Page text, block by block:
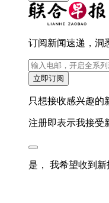
订阅新闻速递，洞
立即订阅
只想接收感兴趣的
注册即表示我接受
是， 我希望收到